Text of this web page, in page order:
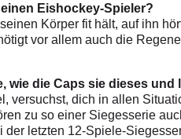
Eishockey-Spieler?
Körper fit hält, auf ihn
vor allem auch die
wie die Caps sie dieses und
versuchst, dich in allen
zu so einer Siegesserie
der letzten 12-Spiele-